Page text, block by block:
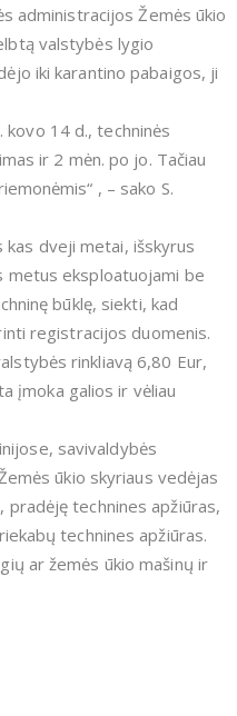
administracijos Žemės ūkio
valstybės lygio
iki karantino pabaigos, ji
14 d., techninės
ir 2 mėn. po jo. Tačiau
, – sako S.
dveji metai, išskyrus
eksploatuojami be
būklę, siekti, kad
registracijos duomenis.
rinkliavą 6,80 Eur,
įmoka galios ir vėliau
savivaldybės
ūkio skyriaus vedėjas
pradėję technines apžiūras,
technines apžiūras.
ar žemės ūkio mašinų ir